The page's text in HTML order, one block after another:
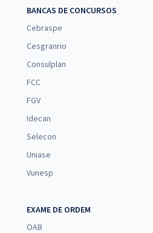
BANCAS DE CONCURSOS
Cebraspe
Cesgranrio
Consulplan
FCC
FGV
Idecan
Selecon
Uniase
Vunesp
EXAME DE ORDEM
OAB